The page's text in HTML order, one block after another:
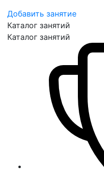
Добавить занятие
Каталог занятий
Каталог занятий